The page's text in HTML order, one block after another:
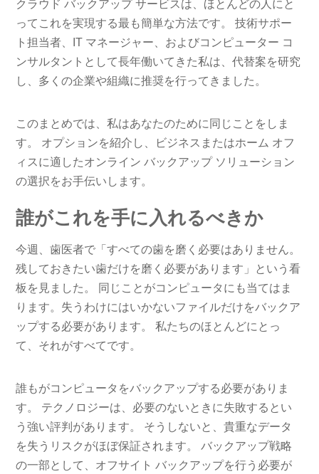
クラウド バックアップ サービスは、ほとんどの人にと
ってこれを実現する最も簡単な方法です。 技術サポー
ト担当者、IT マネージャー、およびコンピューター コ
ンサルタントとして長年働いてきた私は、代替案を研究
し、多くの企業や組織に推奨を行ってきました。
このまとめでは、私はあなたのために同じことをしま
す。 オプションを紹介し、ビジネスまたはホーム オフ
ィスに適したオンライン バックアップ ソリューション
の選択をお手伝いします。
誰がこれを手に入れるべきか
今週、歯医者で「すべての歯を磨く必要はありません。
残しておきたい歯だけを磨く必要があります」という看
板を見ました。 同じことがコンピュータにも当てはま
ります。失うわけにはいかないファイルだけをバックア
ップする必要があります。 私たちのほとんどにとっ
て、それがすべてです。
誰もがコンピュータをバックアップする必要がありま
す。 テクノロジーは、必要のないときに失敗するとい
う強い評判があります。 そうしないと、貴重なデータ
を失うリスクがほぼ保証されます。 バックアップ戦略
の一部として、オフサイト バックアップを行う必要が